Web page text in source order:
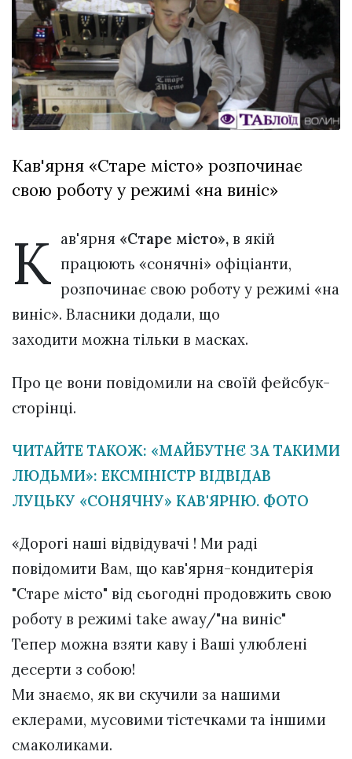
XIX
Спартакіада
VolWe...
29 Липня 2026
553 переглядів
Всі розділи
Персона
Афіша
ZONE 18+
Політика конфіденційності
Кав'ярня «Старе місто» розпочинає
свою роботу у режимі «на виніс»
К ав'ярня «Старе місто», в якій
працюють «сонячні» офіціанти,
розпочинає свою роботу у режимі «на
виніс». Власники додали, що
заходити можна тільки в масках.
Про це вони повідомили на своїй фейсбук-
сторінці.
ЧИТАЙТЕ ТАКОЖ: «МАЙБУТНЄ ЗА ТАКИМИ
ЛЮДЬМИ»: ЕКСМІНІСТР ВІДВІДАВ
ЛУЦЬКУ «СОНЯЧНУ» КАВ'ЯРНЮ. ФОТО
«Дорогі наші відвідувачі ! Ми раді
повідомити Вам, що кав'ярня-кондитерія
"Старе місто" від сьогодні продовжить свою
роботу в режимі take away/"на виніс"
Тепер можна взяти каву і Ваші улюблені
десерти з собою!
Ми знаємо, як ви скучили за нашими
еклерами, мусовими тістечками та іншими
смаколиками.